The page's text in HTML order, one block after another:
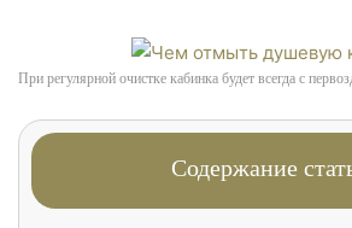
При регулярной очистке кабинка будет всегда с
Содержание